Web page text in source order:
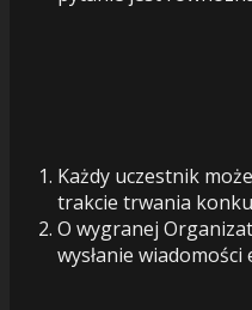
Każdy uczestnik
trakcie trwania
O wygranej
wysłanie wiadomości